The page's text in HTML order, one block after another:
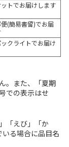
トでお届けします
(簡易書留)でお届
ックライトでお届け
。また、「夏期
での表示はせ
「えび」「か
る場合に品目名